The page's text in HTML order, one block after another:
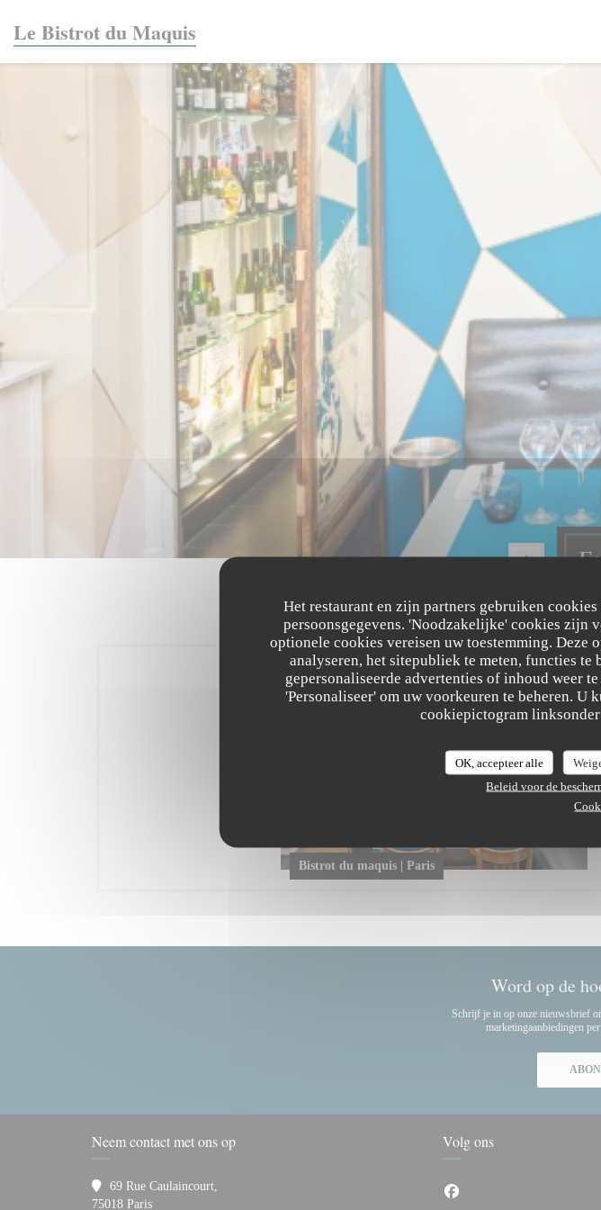
Het restaurant en zijn partners gebruiken
persoonsgegevens. 'Noodzakelijke' cookies zijn
optionele cookies vereisen uw toestemming.
analyseren, het sitepubliek te meten, functies
gepersonaliseerde advertenties of inhoud weer
'Personaliseer' om uw voorkeuren te beheren.
cookiepictogram
OK, accepteer alle
Beleid voor de
Le Bistrot du Maquis
Bistrot du maquis | Paris
Word op de
Schrijf je in op onze nieuwsbrief
marketingaanbiedingen
Neem contact met ons op
69 Rue Caulaincourt,
75018 Paris((opent in een nieuw venster))
Volg ons
Facebook ((opent in een